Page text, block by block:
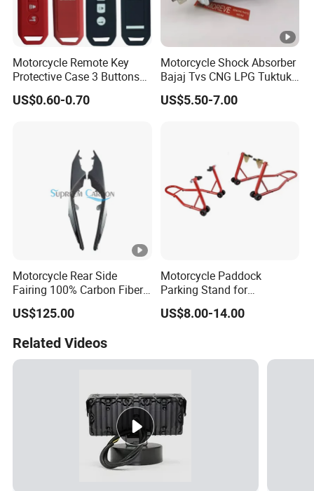
Motorcycle Remote Key
Protective Case 3 Buttons
for Honda Pcx Sh 125 150
2016 Super Cub Hybrid
US$0.60-0.70
Motorcycle Shock Absorber
Bajaj Tvs CNG LPG Tuktuk
Spare Parts
US$5.50-7.00
Motorcycle Rear Side
Fairing 100% Carbon Fiber
Motorcycle Parts
US$125.00
Motorcycle Paddock
Parking Stand for
Motorcycle Rear Wheel
Front Slides Stand Lift
US$8.00-14.00
Related Videos